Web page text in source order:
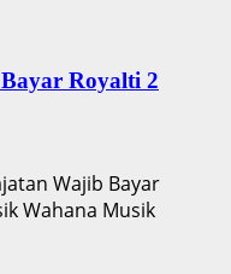
Royalti 2
Wajib Bayar
Wahana Musik